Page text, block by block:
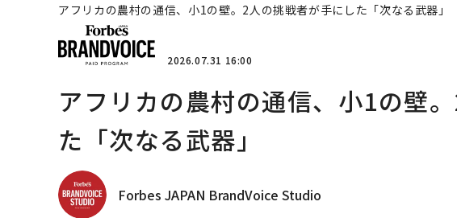
アフリカの農村の通信、小1の壁。2人の挑戦者が手にした「次なる武器」
2026.07.31 16:00
アフリカの農村の通信、小1の壁
た「次なる武器」
Forbes JAPAN BrandVoice Studio